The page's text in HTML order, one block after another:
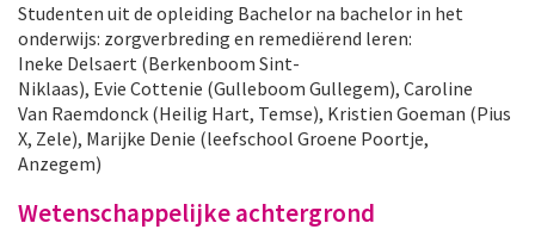
Studenten uit de opleiding Bachelor na bachelor in het
onderwijs: zorgverbreding en remediërend leren:
Ineke Delsaert (Berkenboom Sint-
Niklaas), Evie Cottenie (Gulleboom Gullegem), Caroline
Van Raemdonck (Heilig Hart, Temse), Kristien Goeman (Pius
X, Zele), Marijke Denie (leefschool Groene Poortje,
Anzegem)
Wetenschappelijke achtergrond